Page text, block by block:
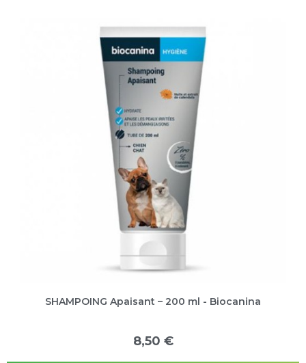
SHAMPOING Apaisant – 200 ml - Biocanina
8,50 €